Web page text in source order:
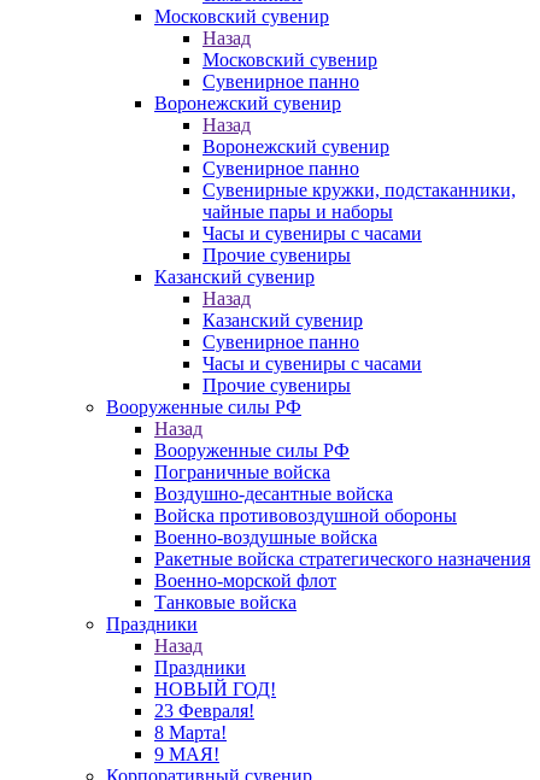
Московский сувенир
Назад
Московский сувенир
Сувенирное панно
Воронежский сувенир
Назад
Воронежский сувенир
Сувенирное панно
Сувенирные кружки, подстаканники,
чайные пары и наборы
Часы и сувениры с часами
Прочие сувениры
Казанский сувенир
Назад
Казанский сувенир
Сувенирное панно
Часы и сувениры с часами
Прочие сувениры
Вооруженные силы РФ
Назад
Вооруженные силы РФ
Пограничные войска
Воздушно-десантные войска
Войска противовоздушной обороны
Военно-воздушные войска
Ракетные войска стратегического назначения
Военно-морской флот
Танковые войска
Праздники
Назад
Праздники
НОВЫЙ ГОД!
23 Февраля!
8 Марта!
9 МАЯ!
Корпоративный сувенир